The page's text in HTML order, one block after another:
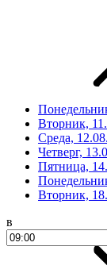
Вторник,
Среда,
Четверг,
Пятница,
Вторник,
в